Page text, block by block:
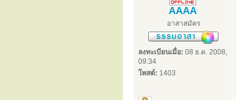
AAAA
อาสาสมัคร
ลงทะเบียนเมื่อ: 08 ธ.ค. 2008,
09:34
โพสต์: 1403